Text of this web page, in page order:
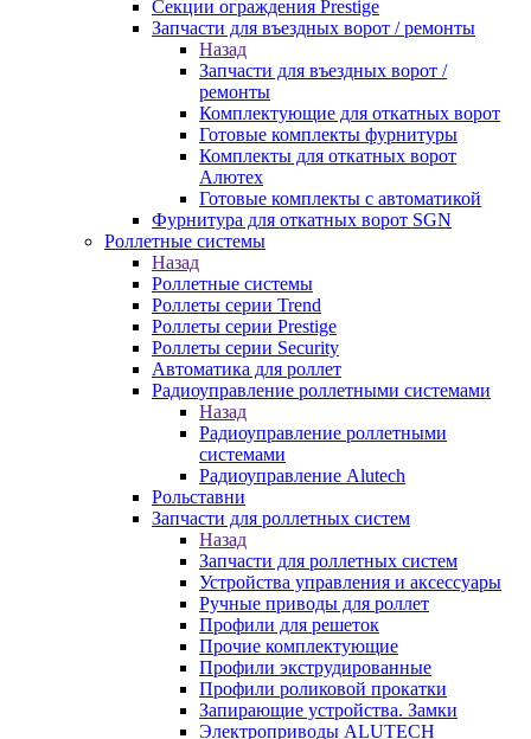
Секции ограждения Prestige
Запчасти для въездных ворот / ремонты
Назад
Запчасти для въездных ворот /
ремонты
Комплектующие для откатных ворот
Готовые комплекты фурнитуры
Комплекты для откатных ворот
Алютех
Готовые комплекты с автоматикой
Фурнитура для откатных ворот SGN
Роллетные системы
Назад
Роллетные системы
Роллеты серии Trend
Роллеты серии Prestige
Роллеты серии Security
Автоматика для роллет
Радиоуправление роллетными системами
Назад
Радиоуправление роллетными
системами
Радиоуправление Alutech
Рольставни
Запчасти для роллетных систем
Назад
Запчасти для роллетных систем
Устройства управления и аксессуары
Ручные приводы для роллет
Профили для решеток
Прочие комплектующие
Профили экструдированные
Профили роликовой прокатки
Запирающие устройства. Замки
Электроприводы ALUTECH